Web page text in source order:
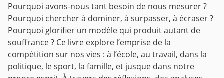
Pourquoi avons-nous tant besoin de nous mesurer ?
Pourquoi chercher à dominer, à surpasser, à écraser ?
Pourquoi glorifier un modèle qui produit autant de
souffrance ? Ce livre explore l’emprise de la
compétition sur nos vies : à l’école, au travail, dans la
politique, le sport, la famille, et jusque dans notre